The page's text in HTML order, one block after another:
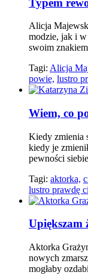
Alicja
modzie, jak i
swoim
Tagi: Alicja
powie, lustro
Wiem, co
Kiedy zmienia
kiedy je
pewności
Tagi: aktorka,
lustro prawdę
Upiększam
Aktorka
nowych
mogłaby